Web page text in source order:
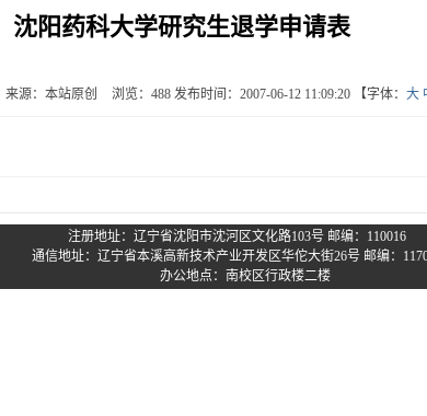
沈阳药科大学研究生退学申请表
来源：本站原创 浏览： 488发布时间：2007-06-12 11:09:20 【字体： 大
注册地址：辽宁省沈阳市沈河区文化路103号 邮编：110016
通信地址：辽宁省本溪高新技术产业开发区华佗大街26号 邮编：
办公地点：南校区行政楼二楼